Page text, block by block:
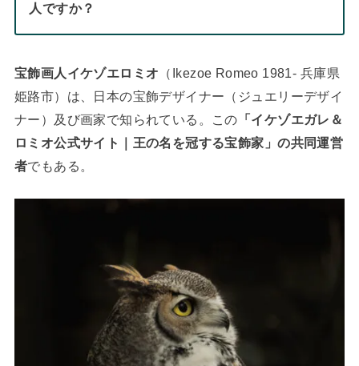
人ですか？
宝飾画人イケゾエロミオ （Ikezoe Romeo 1981- 兵庫県
姫路市）は、日本の宝飾デザイナー（ジュエリーデザイ
ナー）及び画家で知られている。この 「イケゾエガレ＆
ロミオ公式サイト｜王の名を冠する宝飾家」の共同運営
者でもある。